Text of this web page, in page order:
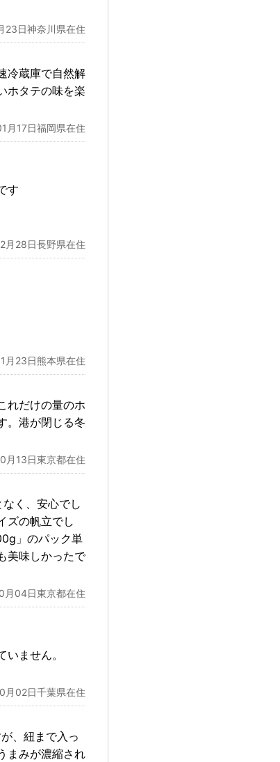
23日神奈川県在住
冷蔵庫で自然解
ホタテの味を楽
月17日福岡県在住
す
月28日長野県在住
月23日熊本県在住
れだけの量のホ
。港が閉じる冬
月13日東京都在住
く、安心でし
ズの帆立でし
」のパック単
美味しかったで
月04日東京都在住
ません。
月02日千葉県在住
、紐まで入っ
まみが濃縮され